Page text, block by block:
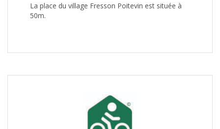
La place du village Fresson Poitevin est située à
50m.